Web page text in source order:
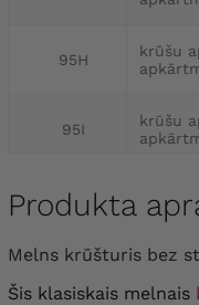
95H krūšu
95I krūšu
95J krūšu
krūšu
Produkta
Melns krūšturis bez
Šis klasiskais melnais